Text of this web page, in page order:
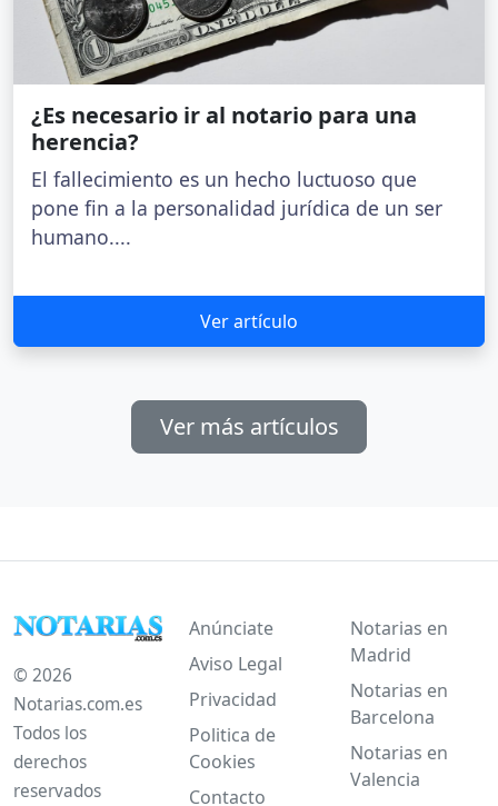
¿Es necesario ir al notario para una
herencia?
El fallecimiento es un hecho luctuoso que
pone fin a la personalidad jurídica de un ser
humano....
Ver artículo
Ver más artículos
© 2026
Notarias.com.es
Todos los
derechos
reservados
Anúnciate
Aviso Legal
Privacidad
Politica de
Cookies
Contacto
Notarias en
Madrid
Notarias en
Barcelona
Notarias en
Valencia